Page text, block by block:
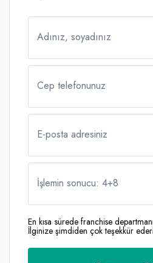
Adınız, soyadınız
Cep telefonunuz
E-posta adresiniz
İşlemin sonucu: 4+8
En kısa sürede franchise
İlginize şimdiden çok teşekkür